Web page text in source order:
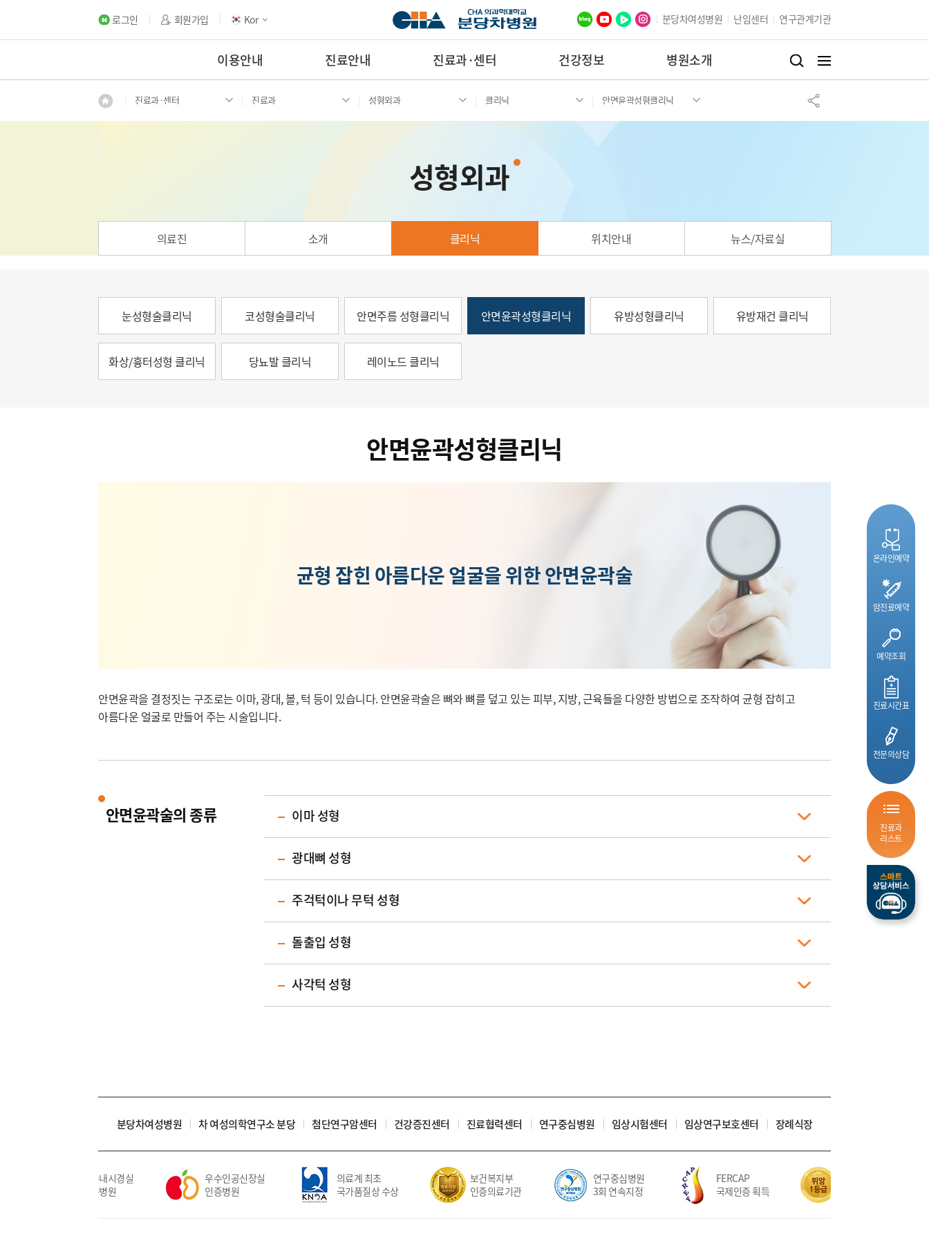
로그인 회원가입 Kor 분당차여성병원 난임센터 연구관계기관
이용안내 진료안내 진료과·센터 건강정보 병원소개
온라인예약
암진료예약
예약조회
진료시간표
전문의상담
진료과
리스트
진료과·센터 진료과 성형외과 클리닉 안면윤곽성형클리닉
성형외과
의료진 소개 클리닉 위치안내 뉴스/자료실
눈성형술클리닉 코성형술클리닉 안면주름 성형클리닉 안면윤곽성형클리닉 유방성형클리닉 유방재건 클리닉
화상/흉터성형 클리닉 당뇨발 클리닉 레이노드 클리닉
안면윤곽성형클리닉
균형 잡힌 아름다운 얼굴을 위한 안면윤곽술
안면윤곽을 결정짓는 구조로는 이마, 광대, 볼, 턱 등이 있습니다. 안면윤곽술은 뼈와 뼈를 덮고 있는 피부, 지방, 근육들을 다양한 방법으로 조작하여 균형 잡히고
아름다운 얼굴로 만들어 주는 시술입니다.
안면윤곽술의 종류 이마 성형
광대뼈 성형
주걱턱이나 무턱 성형
돌출입 성형
사각턱 성형
분당차여성병원 차 여성의학연구소 분당 첨단연구암센터 건강증진센터 진료협력센터 연구중심병원 임상시험센터 임상연구보호센터 장례식장
우수내시경실
인증병원
우수인공신장실
인증병원
의료계 최초
국가품질상 수상
보건복지부
인증의료기관
연구중심병원
3회 연속지정
FERCAP
국제인증 획득